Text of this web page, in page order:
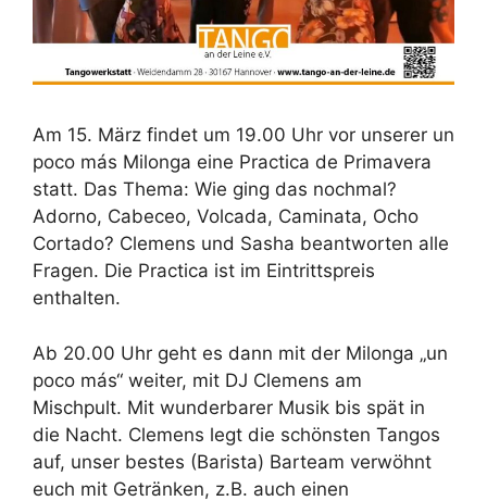
Am 15. März findet um 19.00 Uhr vor unserer un
poco más Milonga eine Practica de Primavera
statt. Das Thema: Wie ging das nochmal?
Adorno, Cabeceo, Volcada, Caminata, Ocho
Cortado? Clemens und Sasha beantworten alle
Fragen. Die Practica ist im Eintrittspreis
enthalten.
Ab 20.00 Uhr geht es dann mit der Milonga „un
poco más“ weiter, mit DJ Clemens am
Mischpult. Mit wunderbarer Musik bis spät in
die Nacht. Clemens legt die schönsten Tangos
auf, unser bestes (Barista) Barteam verwöhnt
euch mit Getränken, z.B. auch einen